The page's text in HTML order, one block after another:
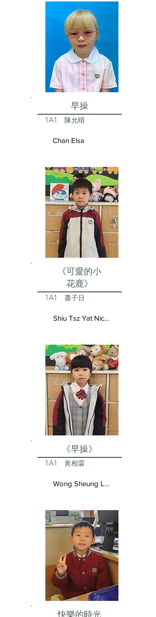
早操
1A1 陳允晴
Chan Elsa
《可愛的小
花鹿》
1A1 蕭子日
Shiu Tsz Yat Nicolas
《早操》
1A1 黃相霖
Wong Sheung Lam
快樂的時光